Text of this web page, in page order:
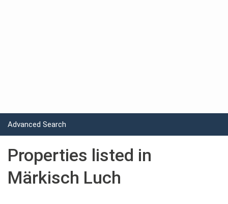
Advanced Search
Properties listed in
Märkisch Luch